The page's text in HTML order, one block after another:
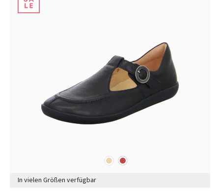
beigerot
In vielen Größen verfügbar